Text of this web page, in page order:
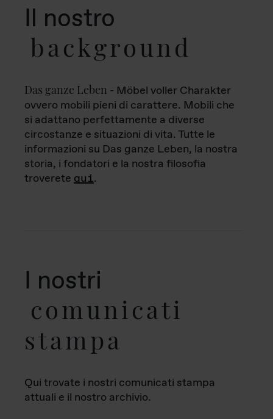
Il nostro
background
Das ganze Leben - Möbel voller Charakter
ovvero mobili pieni di carattere. Mobili che
si adattano perfettamente a diverse
circostanze e situazioni di vita. Tutte le
informazioni su Das ganze Leben, la nostra
storia, i fondatori e la nostra filosofia
troverete qui.
I nostri
comunicati
stampa
Qui trovate i nostri comunicati stampa
attuali e il nostro archivio.